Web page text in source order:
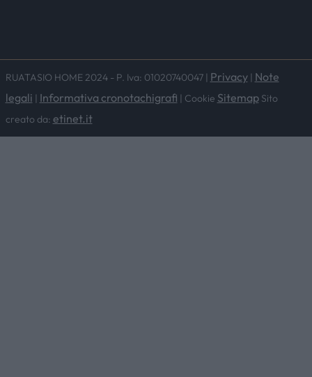
RUATASIO HOME 2024 - P. Iva: 01020740047 | Privacy| Note
legali | Informativa cronotachigrafi | Cookie SitemapSito
creato da: etinet.it